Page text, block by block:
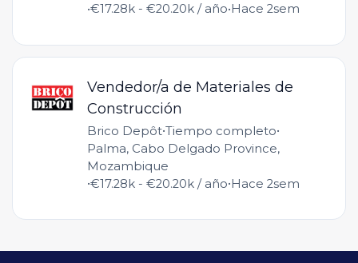
•€17.28k - €20.20k / año•Hace 2sem
Vendedor/a de Materiales de
Construcción
Brico Depôt•Tiempo completo•
Palma, Cabo Delgado Province,
Mozambique
•€17.28k - €20.20k / año•Hace 2sem